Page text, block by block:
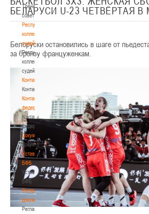
Тренерский
совет
Республиканская
коллегия
судей
Республиканская
коллегия
судей
Контакты
Контакты
Контакты
федерации
Контакты
федерации
Документы
Документы
Устав
БФБ
Устав
БФБ
Регламентирующие
документы
Регламентирующие
БЕЛАРУСИ U-23 ЧЕТВЁРТАЯ В
Белоруски остановились в шаге от
за бронзу француженкам.